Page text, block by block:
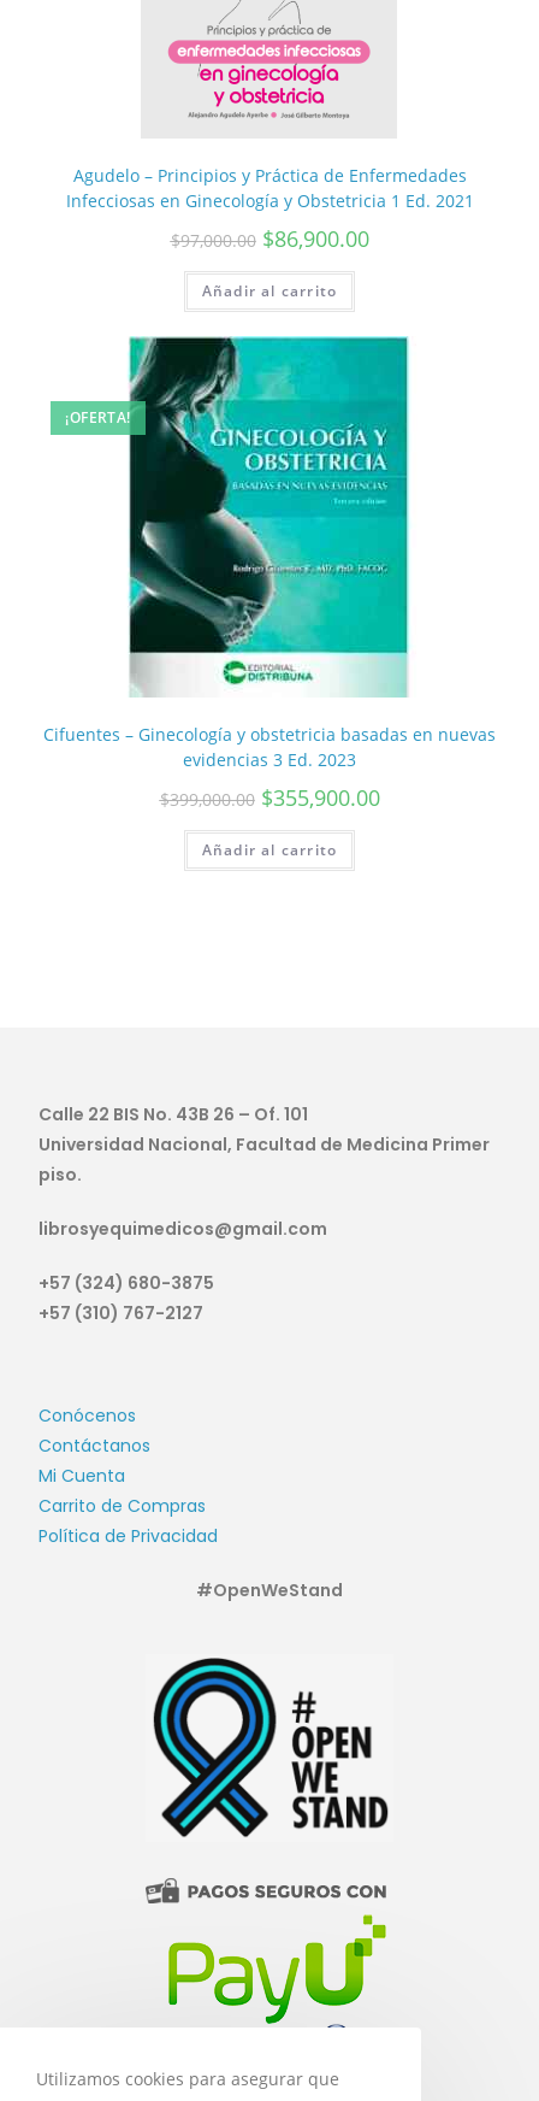
Agudelo – Principios y Práctica de Enfermedades
Infecciosas en Ginecología y Obstetricia 1 Ed. 2021
$97,000.00 $86,900.00
Añadir al carrito
¡OFERTA!
Cifuentes – Ginecología y obstetricia basadas en nuevas
evidencias 3 Ed. 2023
$399,000.00 $355,900.00
Añadir al carrito
Calle 22 BIS No. 43B 26 – Of. 101
Universidad Nacional, Facultad de Medicina Primer
piso.
librosyequimedicos@gmail.com
+57 (324) 680-3875
+57 (310) 767-2127
Conócenos
Contáctanos
Mi Cuenta
Carrito de Compras
Política de Privacidad
#OpenWeStand
Utilizamos cookies para asegurar que